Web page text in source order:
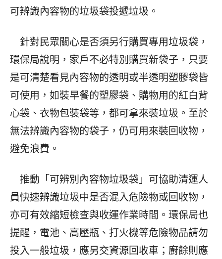
可辨識內容物的垃圾袋投遞垃圾。
針對民眾關心是否須另行購買專用垃圾袋，
環保局說明，家戶不必特別購買新袋子，只要
是可清楚看見內容物的透明或半透明塑膠袋皆
可使用，如裝早餐的塑膠袋、購物用的紅白背
心袋、衣物包裝袋等，都可拿來裝垃圾。至於
無法辨識內容物的袋子，仍可用來裝回收物，
避免浪費。
推動「可辨別內容物垃圾袋」可協助清運人
員快速辨識垃圾中是否混入危險物或回收物，
亦可有效縮短檢查與收運作業時間。環保局也
提醒，電池、高壓瓶、打火機等危險物品請勿
投入一般垃圾，應另交資源回收車；廚餘則應